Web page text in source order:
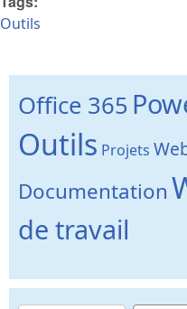
Outils
Office 365
Outils Projets
Documentation
de travail